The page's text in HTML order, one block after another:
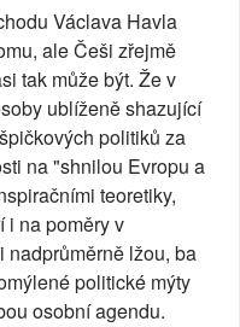
Václava Havla
ale Češi zřejmě
tak může být. Že v
ublíženě shazující
politiků za
na "shnilou Evropu a
teoretiky,
i na poměry v
lžou, ba
politické mýty
osobní agendu.